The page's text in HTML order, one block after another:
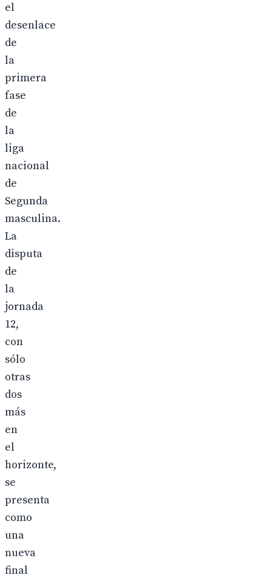
el
desenlace
de
la
primera
fase
de
la
liga
nacional
de
Segunda
masculina.
La
disputa
de
la
jornada
12,
con
sólo
otras
dos
más
en
el
horizonte,
se
presenta
como
una
nueva
final